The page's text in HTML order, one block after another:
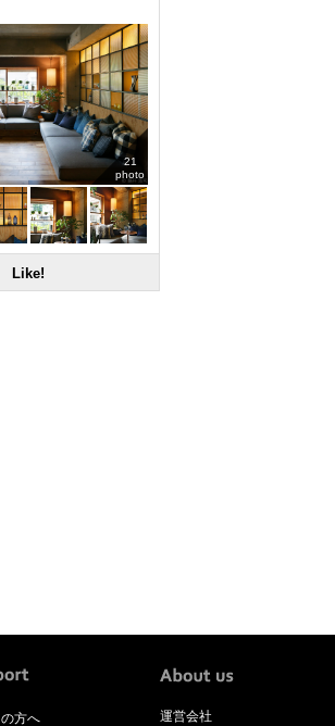
21
photo
方へ 運営会社